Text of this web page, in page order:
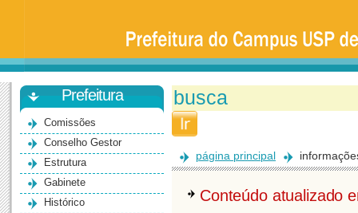
Universidade
São
Paulo
-
BauruPrefeitura
Comissões
Conselho Gestor
Estrutura
Gabinete
Histórico
página principal
Conteúdo atualizado